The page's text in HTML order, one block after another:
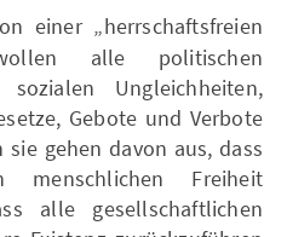
einer „herrschaftsfreien
alle politischen
sozialen Ungleichheiten,
Gebote und Verbote
gehen davon aus, dass
Freiheit
alle gesellschaftlichen